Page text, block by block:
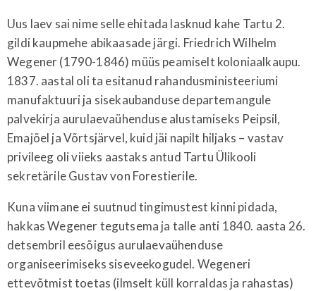
Uus laev sai nime selle ehitada lasknud kahe Tartu 2.
gildi kaupmehe abikaasade järgi. Friedrich Wilhelm
Wegener (1790-1846) müüs peamiselt koloniaalkaupu.
1837. aastal oli ta esitanud rahandusministeeriumi
manufaktuuri ja sisekaubanduse departemangule
palvekirja aurulaevaühenduse alustamiseks Peipsil,
Emajõel ja Võrtsjärvel, kuid jäi napilt hiljaks – vastav
privileeg oli viieks aastaks antud Tartu Ülikooli
sekretärile Gustav von Forestierile.
Kuna viimane ei suutnud tingimustest kinni pidada,
hakkas Wegener tegutsema ja talle anti 1840. aasta 26.
detsembril eesõigus aurulaevaühenduse
organiseerimiseks siseveekogudel. Wegeneri
ettevõtmist toetas (ilmselt küll korraldas ja rahastas)